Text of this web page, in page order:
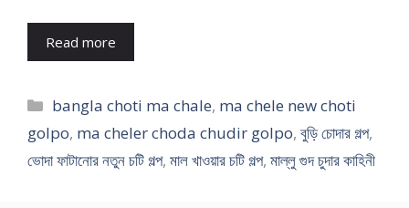
Read more
Categories
bangla choti ma chale, ma chele new choti
golpo, ma cheler choda chudir golpo, বুড়ি চোদার গল্প,
ভোদা ফাটানোর নতুন চটি গল্প, মাল খাওয়ার চটি গল্প, মাল্লু গুদ চুদার কাহিনী